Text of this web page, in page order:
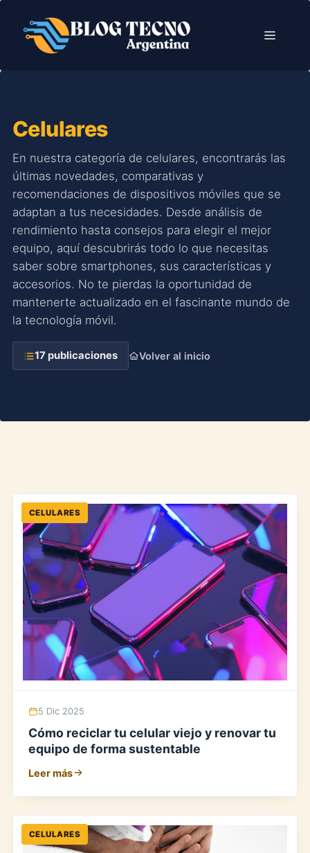
contenido
Menú
Celulares
En nuestra categoría de celulares, encontrarás las
últimas novedades, comparativas y
recomendaciones de dispositivos móviles que se
adaptan a tus necesidades. Desde análisis de
rendimiento hasta consejos para elegir el mejor
equipo, aquí descubrirás todo lo que necesitas
saber sobre smartphones, sus características y
accesorios. No te pierdas la oportunidad de
mantenerte actualizado en el fascinante mundo de
la tecnología móvil.
17 publicaciones Volver al inicio
CELULARES
5 Dic 2025
Cómo reciclar tu celular viejo y renovar tu
equipo de forma sustentable
Leer más
CELULARES